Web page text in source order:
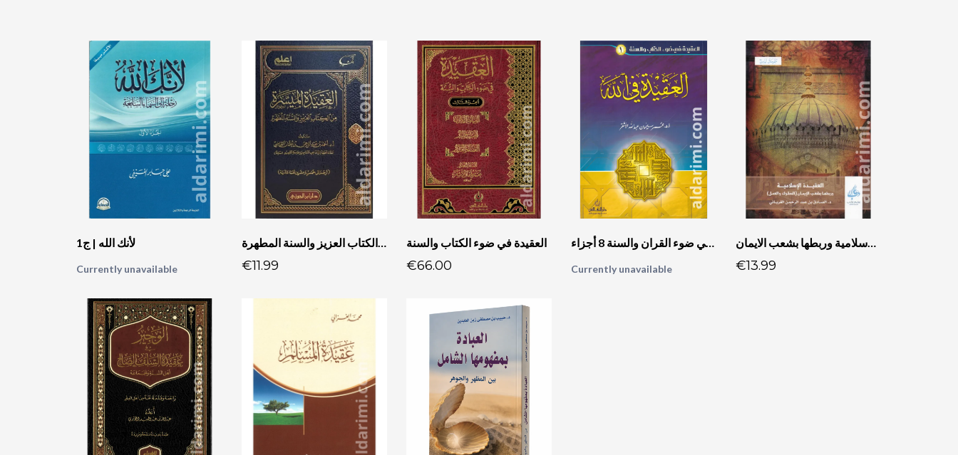
لأنك الله | ج1
Currently unavailable
العقيدة الميسرة في الكتاب العزيز والسنة المطهرة
€11.99
العقيدة في ضوء الكتاب والسنة
€66.00
حقيبة العقيدة في ضوء القران والسنة 8 أجزاء
Currently unavailable
العقيدة الإسلامية وربطها بشعب الايمان
€13.99